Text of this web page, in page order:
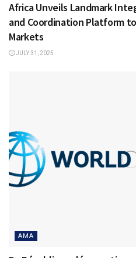
Africa Unveils Landmark
and Coordination Platform
Markets
JULY 31, 2025
AMA